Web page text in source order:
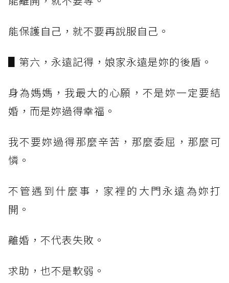
能保護自己，就不要再說服自己。
▋第六，永遠記得，娘家永遠是妳的後盾。
身為媽媽，我最大的心願，不是妳一定要結
婚，而是妳過得幸福。
我不要妳過得那麼辛苦，那麼委屈，那麼可
憐。
不管遇到什麼事，家裡的大門永遠為妳打
開。
離婚，不代表失敗。
求助，也不是軟弱。